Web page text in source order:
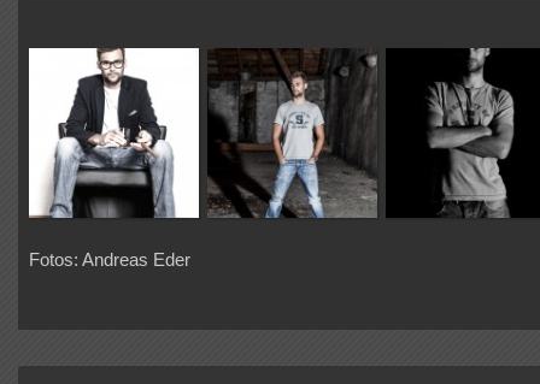
Fotos: Andreas Eder